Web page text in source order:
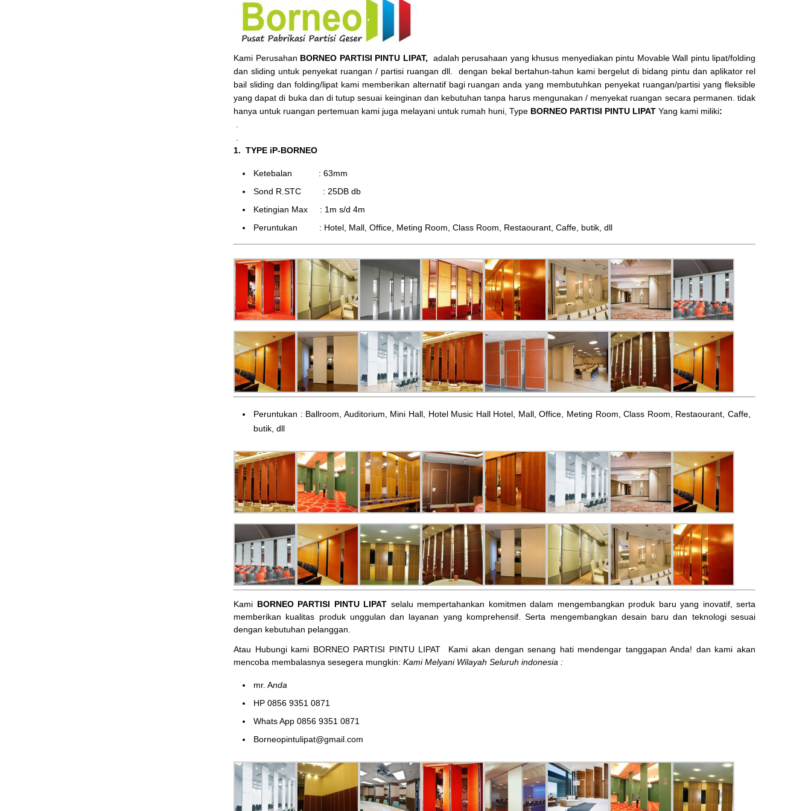
Kami Perusahan BORNEO PARTISI PINTU LIPAT, adalah perusahaan yang khusus menyediakan pintu Movable Wall pintu lipat/folding
dan sliding untuk penyekat ruangan / partisi ruangan dll. dengan bekal bertahun-tahun kami bergelut di bidang pintu dan aplikator rel
bail sliding dan folding/lipat kami memberikan alternatif bagi ruangan anda yang membutuhkan penyekat ruangan/partisi yang fleksible
yang dapat di buka dan di tutup sesuai keinginan dan kebutuhan tanpa harus mengunakan / menyekat ruangan secara permanen. tidak
hanya untuk ruangan pertemuan kami juga melayani untuk rumah huni, Type BORNEO PARTISI PINTU LIPAT Yang kami miliki:
1. TYPE iP-BORNEO
Ketebalan : 63mm
Sond R.STC : 25DB db
Ketingian Max : 1m s/d 4m
Peruntukan : Hotel, Mall, Office, Meting Room, Class Room, Restaourant, Caffe, butik, dll
Peruntukan : Ballroom, Auditorium, Mini Hall, Hotel Music Hall Hotel, Mall, Office, Meting Room, Class Room, Restaourant, Caffe,
butik, dll
Kami BORNEO PARTISI PINTU LIPAT selalu mempertahankan komitmen dalam mengembangkan produk baru yang inovatif, serta
memberikan kualitas produk unggulan dan layanan yang komprehensif. Serta mengembangkan desain baru dan teknologi sesuai
dengan kebutuhan pelanggan.
Atau Hubungi kami BORNEO PARTISI PINTU LIPAT
Kami akan dengan senang hati mendengar tanggapan Anda! dan kami akan
mencoba membalasnya sesegera mungkin: Kami Melyani Wilayah Seluruh indonesia :
mr. Anda
HP 0856 9351 0871
Whats App 0856 9351 0871
Borneopintulipat@gmail.com